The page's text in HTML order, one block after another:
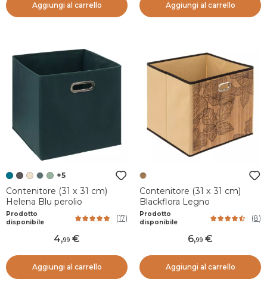
Aggiungi al carrello Aggiungi al carrello
+5
Contenitore (31 x 31 cm)
Helena Blu perolio
Prodotto
disponibile
(17)
4,99
Aggiungi al carrello
Contenitore (31 x 31 cm)
Blackflora Legno
Prodotto
disponibile
(8)
6,99
Aggiungi al carrello